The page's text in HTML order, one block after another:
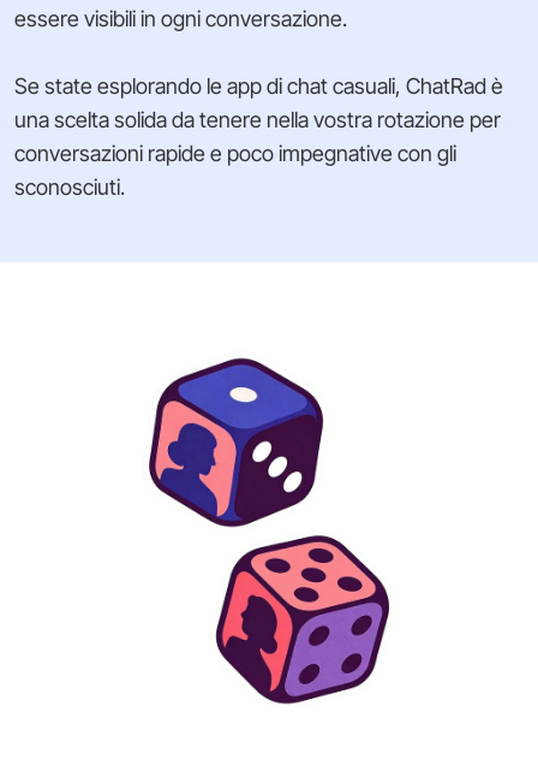
essere visibili in ogni conversazione.
Se state esplorando le app di chat casuali, ChatRad è
una scelta solida da tenere nella vostra rotazione per
conversazioni rapide e poco impegnative con gli
sconosciuti.